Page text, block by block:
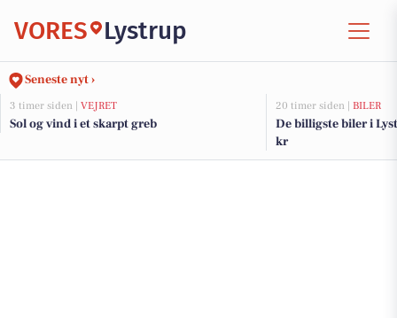
VORES Lystrup
Seneste nyt ›
3 timer siden | VEJRET
Sol og vind i et skarpt greb
20 timer siden | BILER
De billigste biler i
kr